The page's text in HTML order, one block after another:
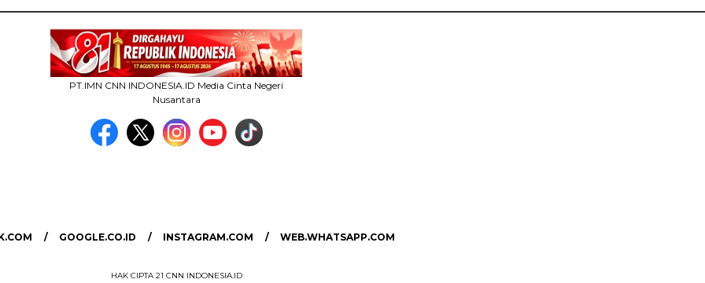
PT.IMN CNN INDONESIA.ID Media Cinta Negeri
Nusantara
GOOGLE.CO.ID INSTAGRAM.COM WEB.WHATSAPP.COM
HAK CIPTA 21 CNN INDONESIA.ID